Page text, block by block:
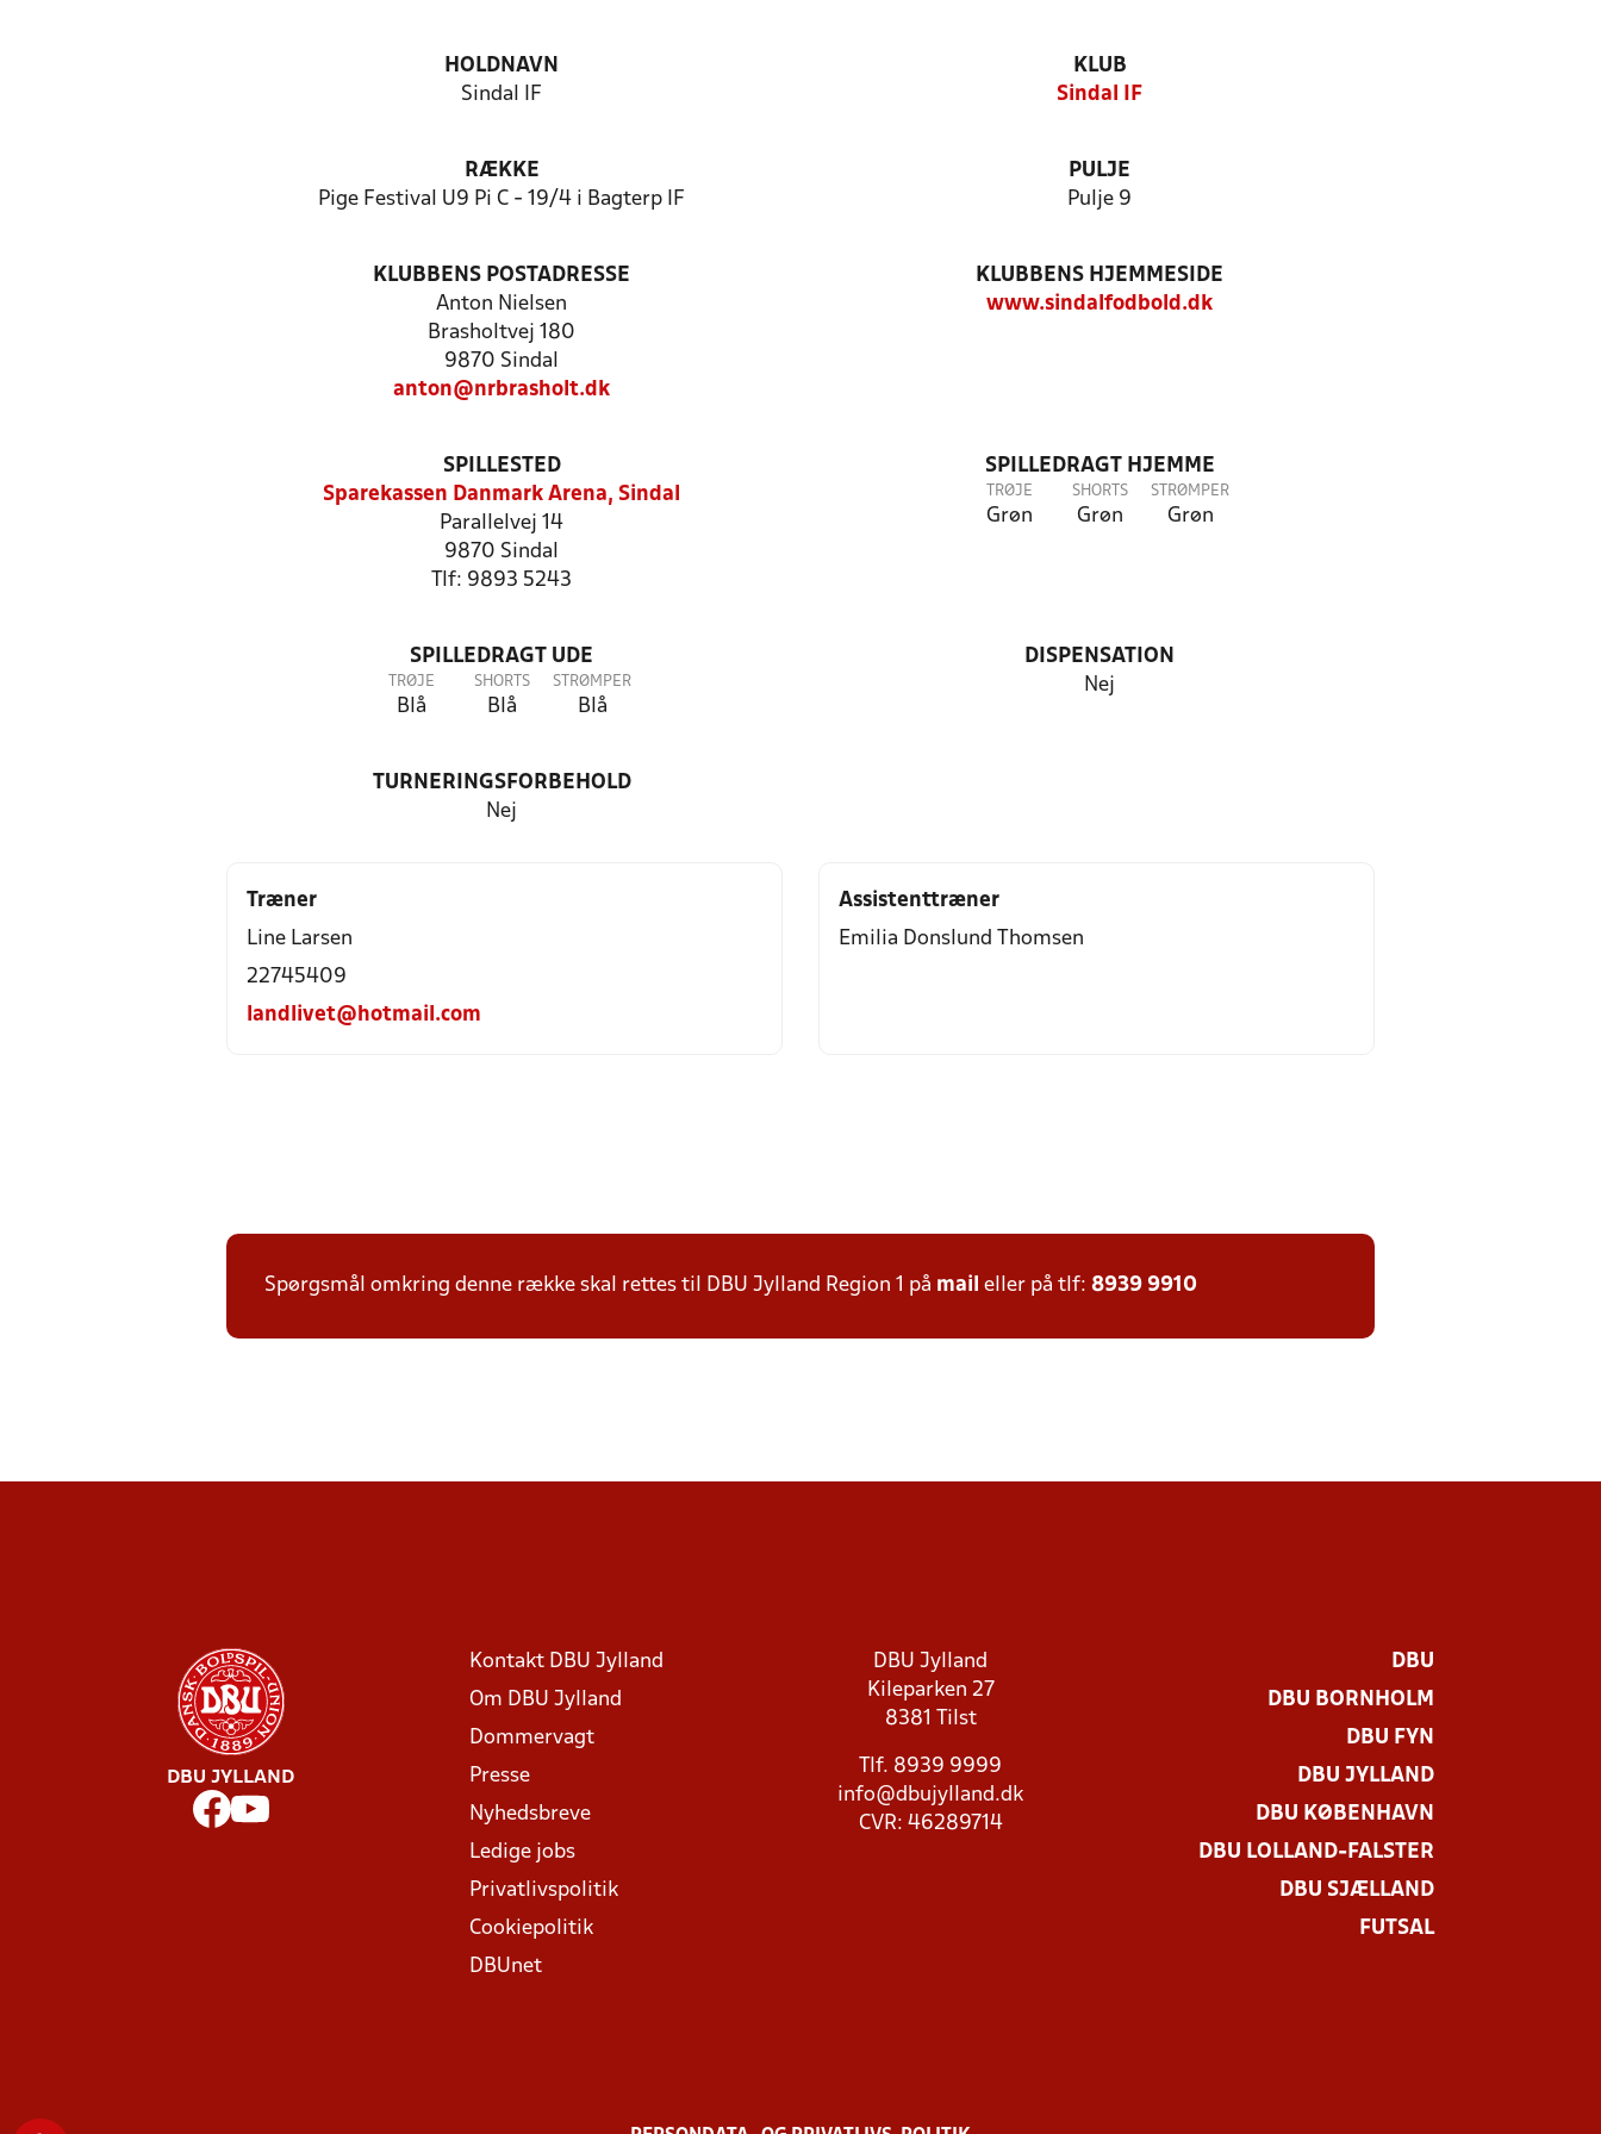
HOLDNAVN
Sindal IF
KLUB
Sindal IF
RÆKKE
Pige Festival U9 Pi C - 19/4 i Bagterp IF
PULJE
Pulje 9
KLUBBENS POSTADRESSE
Anton Nielsen
Brasholtvej 180
9870 Sindal
anton@nrbrasholt.dk
KLUBBENS HJEMMESIDE
www.sindalfodbold.dk
SPILLESTED
Sparekassen Danmark Arena, Sindal
Parallelvej 14
9870 Sindal
Tlf: 9893 5243
SPILLEDRAGT HJEMME
TRØJE
Grøn
SHORTS
Grøn
STRØMPER
Grøn
SPILLEDRAGT UDE
TRØJE
Blå
SHORTS
Blå
STRØMPER
Blå
DISPENSATION
Nej
TURNERINGSFORBEHOLD
Nej
Træner
Line Larsen
22745409
landlivet@hotmail.com
Assistenttræner
Emilia Donslund Thomsen
Spørgsmål omkring denne række skal rettes til DBU Jylland Region 1 på mail eller på tlf: 8939 9910
DBU JYLLAND
Kontakt DBU Jylland
Om DBU Jylland
Dommervagt
Presse
Nyhedsbreve
Ledige jobs
Privatlivspolitik
Cookiepolitik
DBUnet
DBU Jylland
Kileparken 27
8381 Tilst
Tlf. 8939 9999
info@dbujylland.dk
CVR: 46289714
DBU
DBU BORNHOLM
DBU FYN
DBU JYLLAND
DBU KØBENHAVN
DBU LOLLAND-FALSTER
DBU SJÆLLAND
FUTSAL